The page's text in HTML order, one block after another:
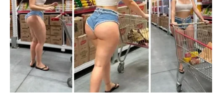
Ljubav ulazi u stabilniju fazu.
Poruka: Odgovor koji čekaš stiže.
Vodolija – KARTA:
IZNENAĐENJE + LJUBAV